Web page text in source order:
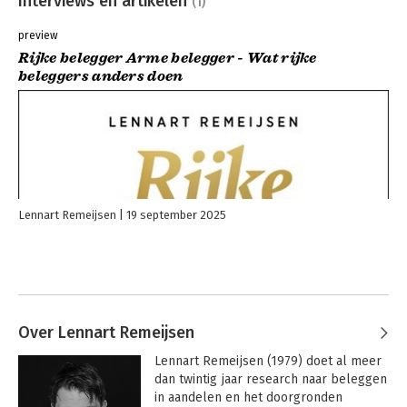
preview
Rijke belegger Arme belegger - Wat rijke
beleggers anders doen
Lennart Remeijsen 19 september 2025
Over Lennart Remeijsen
Lennart Remeijsen (1979) doet al meer
dan twintig jaar research naar beleggen
in aandelen en het doorgronden